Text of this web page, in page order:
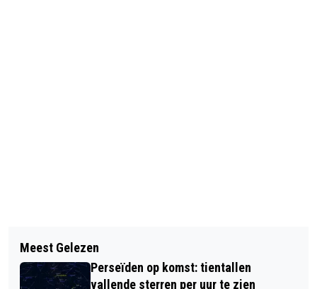
IT’S BIO BABY VERSTERKTE DE
INTERNATIONALE ZICHTBAARHEID
VAN EUROPESE BIOLOGISCHE
AFSTANDSMOEDERS EN AFGESTANEN
WORDEN BUITENGESLOTEN VAN
Meest Gelezen
Perseïden op komst: tientallen
vallende sterren per uur te zien